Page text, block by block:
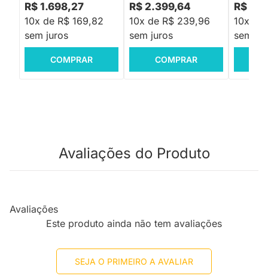
R$ 1.698,27
10x de R$ 169,82
sem juros
COMPRAR
R$ 2.399,64
10x de R$ 239,96
sem juros
COMPRAR
R$
10x de
sem
Avaliações do Produto
Avaliações
Este produto ainda não tem avaliações
SEJA O PRIMEIRO A AVALIAR